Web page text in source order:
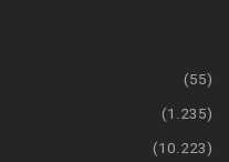
(55)
(1.235)
(10.223)